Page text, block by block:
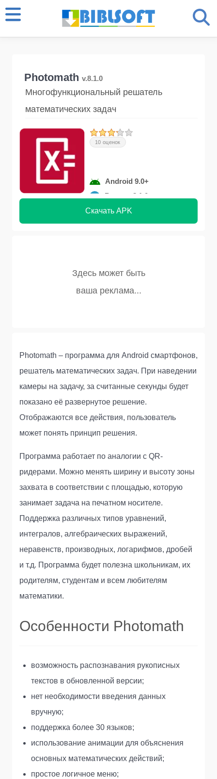
Photomath v.8.1.0
Многофункциональный решатель
математических задач
10 оценок
Android 9.0+
Версия 8.1.0
Скачать APK
Photomath – программа для Android смартфонов,
решатель математических задач. При наведении
камеры на задачу, за считанные секунды будет
показано её развернутое решение.
Отображаются все действия, пользователь
может понять принцип решения.
Программа работает по аналогии с QR-
ридерами. Можно менять ширину и высоту зоны
захвата в соответствии с площадью, которую
занимает задача на печатном носителе.
Поддержка различных типов уравнений,
интегралов, алгебраических выражений,
неравенств, производных, логарифмов, дробей
и т.д. Программа будет полезна школьникам, их
родителям, студентам и всем любителям
математики.
Особенности Photomath
возможность распознавания рукописных
текстов в обновленной версии;
нет необходимости введения данных
вручную;
поддержка более 30 языков;
использование анимации для объяснения
основных математических действий;
простое логичное меню;